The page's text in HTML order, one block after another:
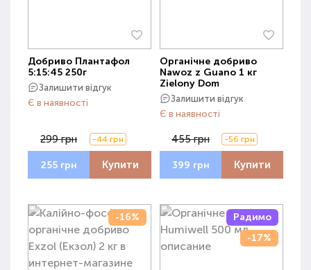
Добриво Плантафол
5:15:45 250г
Залишити відгук
Є в наявності
299 грн -44 грн
255 грн Купити
Органічне добриво
Nawoz z Guano 1 кг
Zielony Dom
Залишити відгук
Є в наявності
455 грн -56 грн
399 грн Купити
-16%
Радимо
-17%